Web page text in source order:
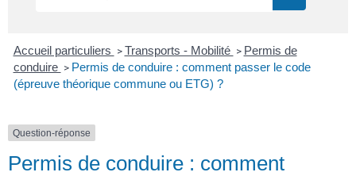
Accueil particuliers > Transports - Mobilité > Permis de
conduire > Permis de conduire : comment passer le code
(épreuve théorique commune ou ETG) ?
Question-réponse
Permis de conduire : comment